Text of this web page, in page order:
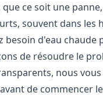
ce soit une
souvent dans les
besoin d'eau
de résoudre le
nous
de commencer